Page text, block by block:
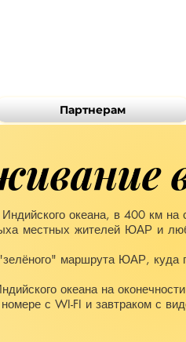
Партнерам
океана, в 400 км на
местных жителей ЮАР и
маршрута ЮАР, куда
океана на
с WI-FI и завтраком с